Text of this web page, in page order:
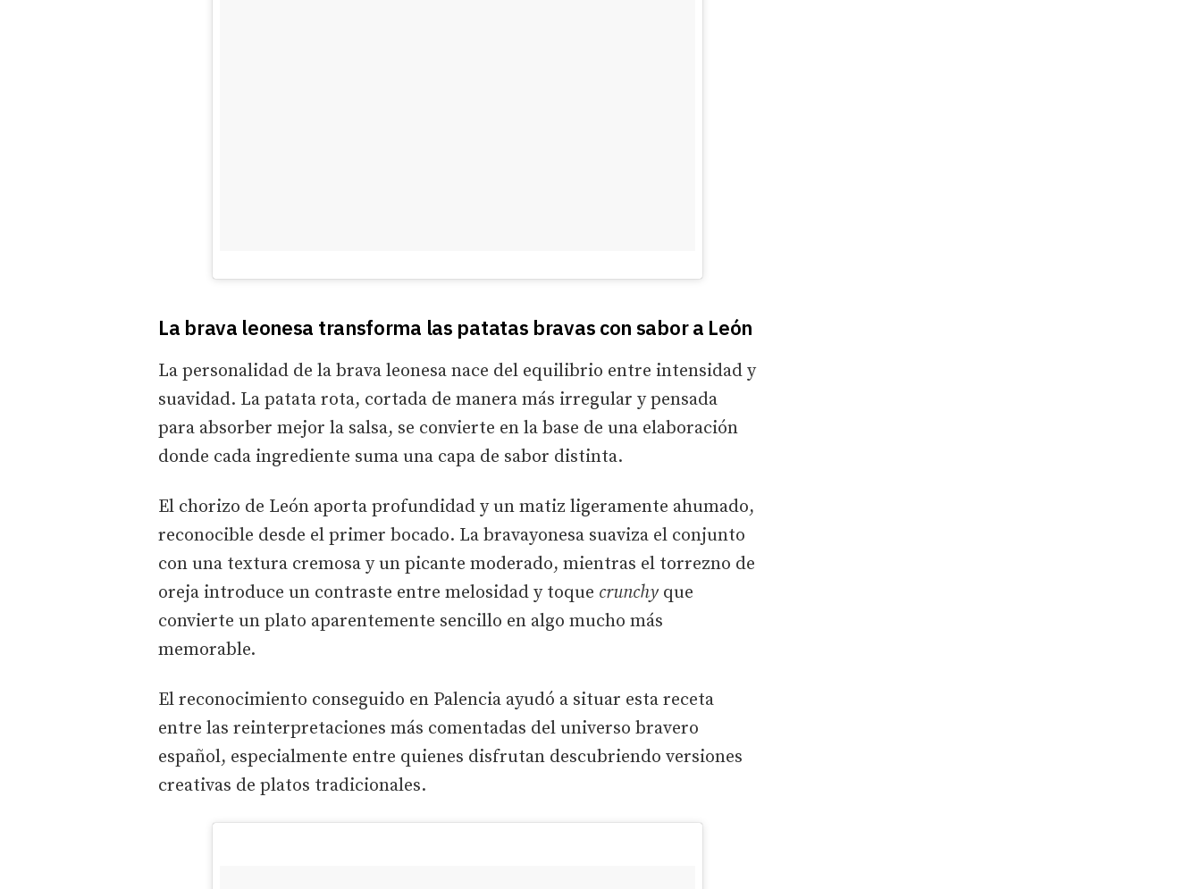
La brava leonesa transforma las patatas bravas con sabor a León
La personalidad de la brava leonesa nace del equilibrio entre intensidad y
suavidad. La patata rota, cortada de manera más irregular y pensada
para absorber mejor la salsa, se convierte en la base de una elaboración
donde cada ingrediente suma una capa de sabor distinta.
El chorizo de León aporta profundidad y un matiz ligeramente ahumado,
reconocible desde el primer bocado. La bravayonesa suaviza el conjunto
con una textura cremosa y un picante moderado, mientras el torrezno de
oreja introduce un contraste entre melosidad y toque crunchy que
convierte un plato aparentemente sencillo en algo mucho más
memorable.
El reconocimiento conseguido en Palencia ayudó a situar esta receta
entre las reinterpretaciones más comentadas del universo bravero
español, especialmente entre quienes disfrutan descubriendo versiones
creativas de platos tradicionales.